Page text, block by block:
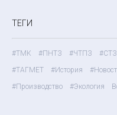
ТЕГИ
#ТМК #ПНТЗ #ЧТПЗ #СТЗ
#ТАГМЕТ
#История
#Производство
#Экология